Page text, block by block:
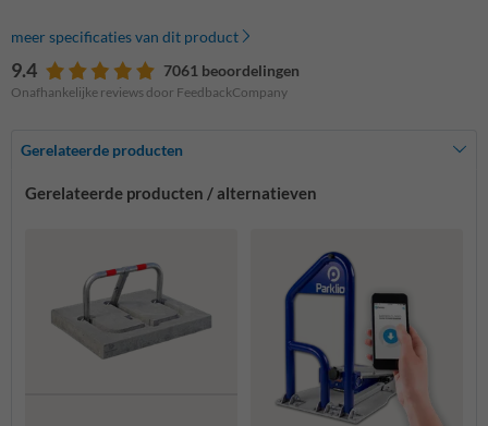
meer specificaties van dit product
9.4 7061 beoordelingen
Onafhankelijke reviews door FeedbackCompany
Gerelateerde producten
Gerelateerde producten / alternatieven